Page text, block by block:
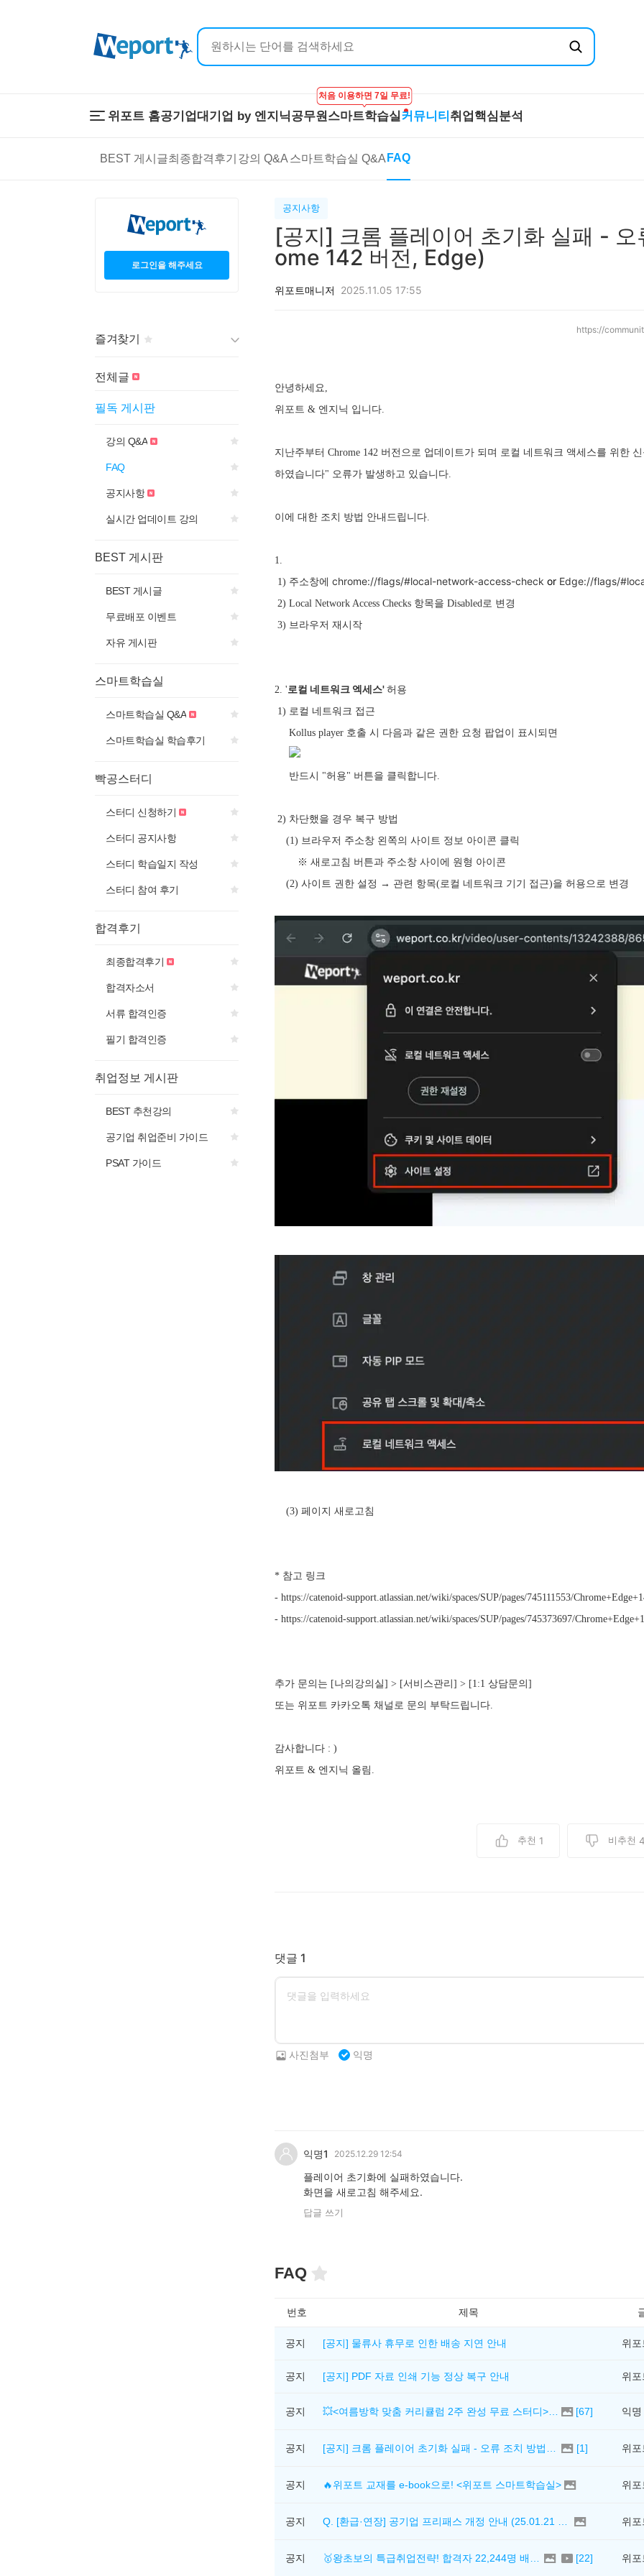
위포트 홈공기업대기업 by 엔지닉공무원
처음 이용하면 7일 무료!
스마트학습실 커뮤니티
BEST 게시글최종합격후기 강의 Q&A 스마트학습실 Q&A FAQ
취업핵심분석
온라인 강의
이공계 강의
학원 강의
1:1 컨설팅
온라인 강의
프리패스
스마트학습실 Q&A
FAQ
합
로그인을 해주세요
즐겨찾기
게시판 제목의
전체글
필독 게시판
강의 Q&A
FAQ
공지사항
실시간 업데이트 강의
BEST 게시판
BEST 게시글
무료배포 이벤트
자유 게시판
스마트학습실
스마트학습실 Q&A
스마트학습실 학습후기
빡공스터디
스터디 신청하기
스터디 공지사항
스터디 학습일지 작성
스터디 참여 후기
합격후기
최종합격후기
합격자소서
서류 합격인증
필기 합격인증
취업정보 게시판
BEST 추천강의
공기업 취업준비 가이드
PSAT 가이드
공지사항
[공지] 크롬 플레이어 초기화 실패 -
ome 142 버전, Edge)
위포트매니저 2025.11.05 17:55
https://
안녕하세요,
위포트 & 엔지닉 입니다.
지난주부터 Chrome 142 버전으로 업데이트가 되며 로컬 네트워크 액세스를 위한
하였습니다" 오류가 발생하고 있습니다.
이에 대한 조치 방법 안내드립니다.
1.
1) 주소창에 chrome://flags/#local-network-access-check or Edge://flags/
2) Local Network Access Checks 항목을 Disabled로 변경
3) 브라우저 재시작
2. ' 로컬 네트워크 엑세스' 허용
1) 로컬 네트워크 접근
Kollus player 호출 시 다음과 같은 권한 요청 팝업이 표시되면
반드시 "허용" 버튼을 클릭합니다.
2) 차단했을 경우 복구 방법
(1) 브라우저 주소창 왼쪽의 사이트 정보 아이콘 클릭
※ 새로고침 버튼과 주소창 사이에 원형 아이콘
(2) 사이트 권한 설정 → 관련 항목(로컬 네트워크 기기 접근)을 허용으로 변경
(3) 페이지 새로고침
* 참고 링크
- https://catenoid-support.atlassian.net/wiki/spaces/SUP/pages/745111553/
- https://catenoid-support.atlassian.net/wiki/spaces/SUP/pages/745373697/
추가 문의는 [나의강의실] > [서비스관리] > [1:1 상담문의]
또는 위포트 카카오톡 채널로 문의 부탁드립니다.
감사합니다 : )
위포트 & 엔지닉 올림.
추천 1 비추천 4
댓글 1
사진첨부 익명
익명1 2025.12.29 12:54
플레이어 초기화에 실패하였습니다.
화면을 새로고침 해주세요.
답글 쓰기
FAQ
번호 제목
공지 [공지] 물류사 휴무로 인한 배송 지연 안내 위포
공지 [공지] PDF 자료 인쇄 기능 정상 복구 안내 위포
공지 [67] 익명
공지 [1] 위포
공지 🔥위포트 교재를 e-book으로! <위포트 스마트학습실> 위포
공지 위포
공지 [22] 위포